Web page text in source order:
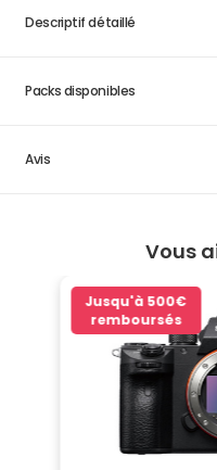
Descriptif détaillé
Packs disponibles
Avis
Vous
Jusqu'à 500€
remboursés